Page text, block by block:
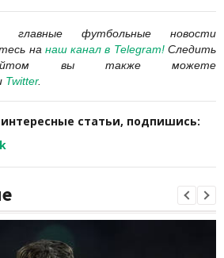
главные футбольные новости
на наш канал в Telegram! Следить
вы также можете
Twitter.
статьи, подпишись: